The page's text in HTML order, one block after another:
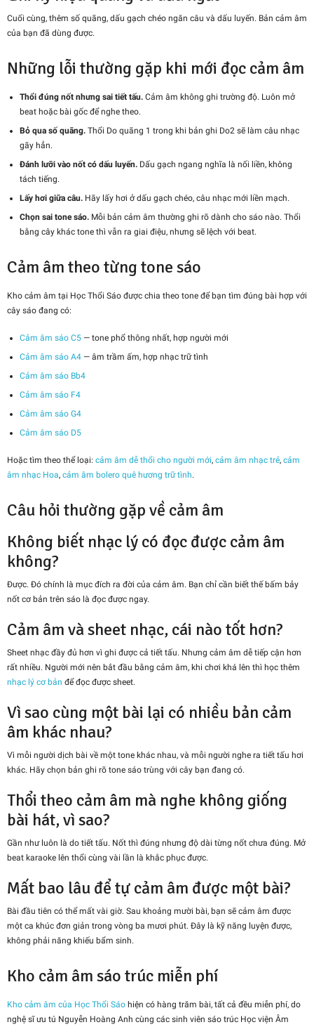
Cuối cùng, thêm số quãng, dấu gạch chéo ngăn câu và dấu luyến. Bản cảm âm
của bạn đã dùng được.
Những lỗi thường gặp khi mới đọc cảm âm
Thổi đúng nốt nhưng sai tiết tấu. Cảm âm không ghi trường độ. Luôn mở
beat hoặc bài gốc để nghe theo.
Bỏ qua số quãng. Thổi Do quãng 1 trong khi bản ghi Do2 sẽ làm câu nhạc
gãy hẳn.
Đánh lưỡi vào nốt có dấu luyến. Dấu gạch ngang nghĩa là nối liền, không
tách tiếng.
Lấy hơi giữa câu. Hãy lấy hơi ở dấu gạch chéo, câu nhạc mới liền mạch.
Chọn sai tone sáo. Mỗi bản cảm âm thường ghi rõ dành cho sáo nào. Thổi
bằng cây khác tone thì vẫn ra giai điệu, nhưng sẽ lệch với beat.
Cảm âm theo từng tone sáo
Kho cảm âm tại Học Thổi Sáo được chia theo tone để bạn tìm đúng bài hợp với
cây sáo đang có:
Cảm âm sáo C5 — tone phổ thông nhất, hợp người mới
Cảm âm sáo A4 — âm trầm ấm, hợp nhạc trữ tình
Cảm âm sáo Bb4
Cảm âm sáo F4
Cảm âm sáo G4
Cảm âm sáo D5
Hoặc tìm theo thể loại: cảm âm dễ thổi cho người mới, cảm âm nhạc trẻ, cảm
âm nhạc Hoa, cảm âm bolero quê hương trữ tình.
Câu hỏi thường gặp về cảm âm
Không biết nhạc lý có đọc được cảm âm
không?
Được. Đó chính là mục đích ra đời của cảm âm. Bạn chỉ cần biết thế bấm bảy
nốt cơ bản trên sáo là đọc được ngay.
Cảm âm và sheet nhạc, cái nào tốt hơn?
Sheet nhạc đầy đủ hơn vì ghi được cả tiết tấu. Nhưng cảm âm dễ tiếp cận hơn
rất nhiều. Người mới nên bắt đầu bằng cảm âm, khi chơi khá lên thì học thêm
nhạc lý cơ bản để đọc được sheet.
Vì sao cùng một bài lại có nhiều bản cảm
âm khác nhau?
Vì mỗi người dịch bài về một tone khác nhau, và mỗi người nghe ra tiết tấu hơi
khác. Hãy chọn bản ghi rõ tone sáo trùng với cây bạn đang có.
Thổi theo cảm âm mà nghe không giống
bài hát, vì sao?
Gần như luôn là do tiết tấu. Nốt thì đúng nhưng độ dài từng nốt chưa đúng. Mở
beat karaoke lên thổi cùng vài lần là khắc phục được.
Mất bao lâu để tự cảm âm được một bài?
Bài đầu tiên có thể mất vài giờ. Sau khoảng mười bài, bạn sẽ cảm âm được
một ca khúc đơn giản trong vòng ba mươi phút. Đây là kỹ năng luyện được,
không phải năng khiếu bẩm sinh.
Kho cảm âm sáo trúc miễn phí
Kho cảm âm của Học Thổi Sáo hiện có hàng trăm bài, tất cả đều miễn phí, do
nghệ sĩ ưu tú Nguyễn Hoàng Anh cùng các sinh viên sáo trúc Học viện Âm